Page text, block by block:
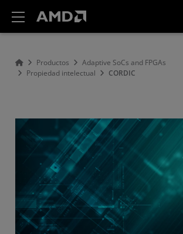
Productos
Adaptive SoCs and FPGAs
Propiedad intelectual
CORDIC